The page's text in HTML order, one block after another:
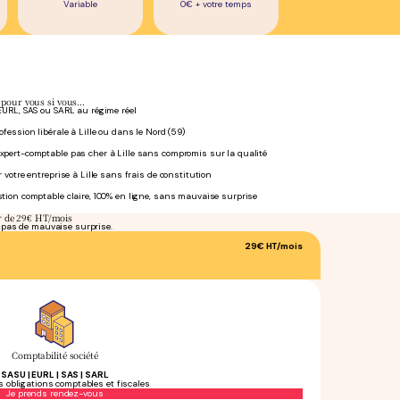
Variable 0€ + votre temps
vous si vous…
SAS ou SARL au régime réel
libérale à Lille ou dans le Nord (59)
comptable pas cher à Lille sans compromis sur la qualité
votre entreprise à Lille sans frais de constitution
comptable claire, 100% en ligne, sans mauvaise surprise
29€ HT/mois
de mauvaise surprise.
29€ HT/mois
Comptabilité société
SASU | EURL | SAS | SARL
obligations comptables et fiscales
Je prends rendez-vous
Sans engagement